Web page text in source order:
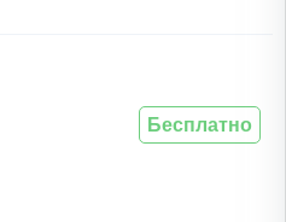
Бесплатно